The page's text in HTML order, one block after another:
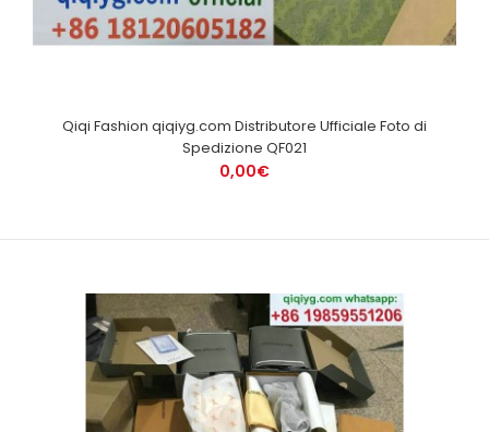
Qiqi Fashion qiqiyg.com Distributore Ufficiale Foto di
Spedizione QF021
0,00€